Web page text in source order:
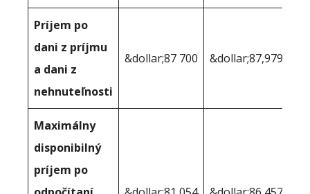
Príjem po
dani z príjmu
a dani z
nehnuteľnosti
&dollar;87 700 &dollar;87,979
Maximálny
disponibilný
príjem po